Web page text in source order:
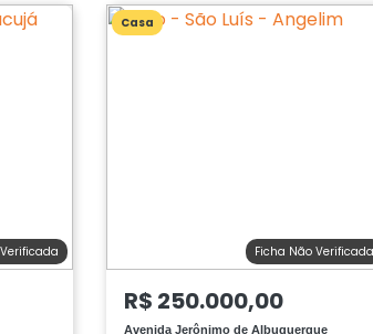
Casa
Ficha Não Verificada
R$ 250.000,00
Avenida Jerônimo de Albuquerque